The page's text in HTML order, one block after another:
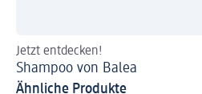
Jetzt entdecken!
Shampoo von Balea
Ähnliche Produkte